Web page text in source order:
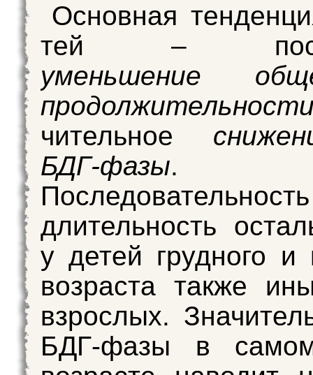
Основная
тей –
уменьшение
чительное
БДГ-фазы.
длительность
у детей грудного и
возраста также
взрослых.
БДГ-фазы в